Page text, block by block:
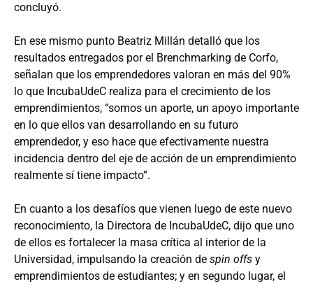
concluyó.
En ese mismo punto Beatriz Millán detalló que los
resultados entregados por el Brenchmarking de Corfo,
señalan que los emprendedores valoran en más del 90%
lo que IncubaUdeC realiza para el crecimiento de los
emprendimientos, “somos un aporte, un apoyo importante
en lo que ellos van desarrollando en su futuro
emprendedor, y eso hace que efectivamente nuestra
incidencia dentro del eje de acción de un emprendimiento
realmente sí tiene impacto”.
En cuanto a los desafíos que vienen luego de este nuevo
reconocimiento, la Directora de IncubaUdeC, dijo que uno
de ellos es fortalecer la masa crítica al interior de la
Universidad, impulsando la creación de spin offs y
emprendimientos de estudiantes; y en segundo lugar, el